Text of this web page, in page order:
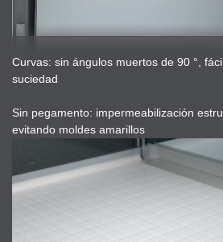
Curvas: sin ángulos muertos de 90 °,
suciedad
Sin pegamento: impermeabilización
evitando moldes amarillos